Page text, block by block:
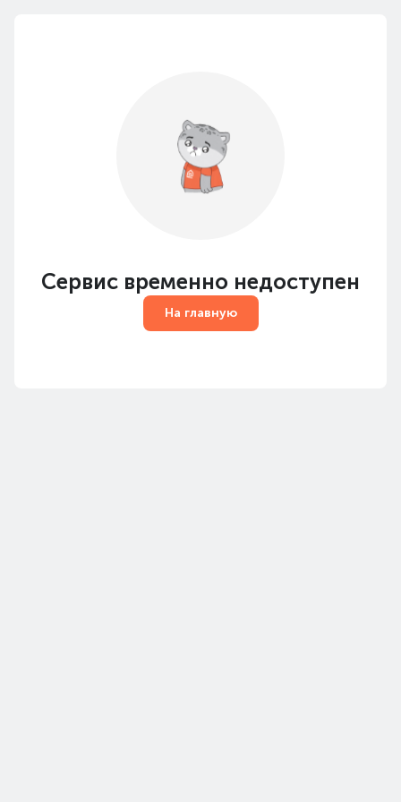
Сервис временно недоступен
На главную